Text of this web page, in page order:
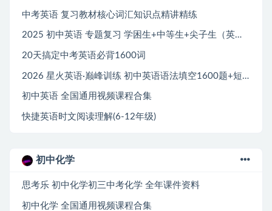
中考英语 复习教材核心词汇知识点精讲精练
2025 初中英语 专题复习 学困生+中等生+尖子生（英语）
20天搞定中考英语必背1600词
2026 星火英语·巅峰训练 初中英语语法填空1600题+短文填空1000题
初中英语 全国通用视频课程合集
快捷英语时文阅读理解(6-12年级)
初中化学
思考乐 初中化学初三中考化学 全年课件资料
初中化学 全国通用视频课程合集